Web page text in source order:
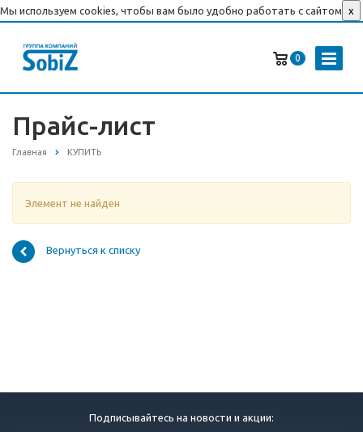
Мы используем cookies, чтобы вам было удобно работать с сайтом x
0
Прайс-лист
Главная КУПИТЬ
Элемент не найден
Вернуться к списку
Подписывайтесь на новости и акции: